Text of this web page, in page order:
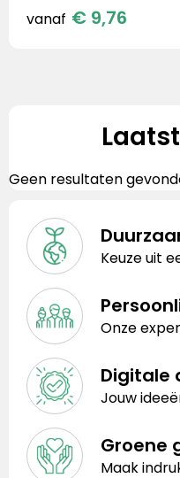
vanaf € 9,76
Geen resultaten
Keuze uit
Onze
Digitale
Jouw
Groene
Maak